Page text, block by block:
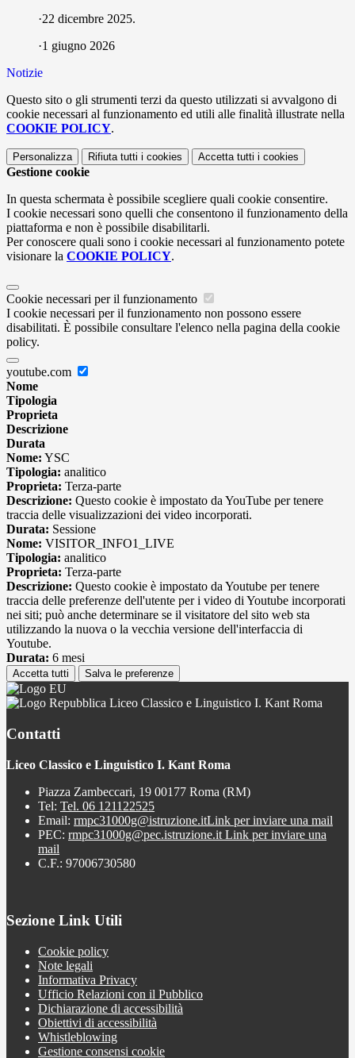
·22 dicembre 2025.
·1 giugno 2026
Notizie
Questo sito o gli strumenti terzi da questo utilizzati si avvalgono di
cookie necessari al funzionamento ed utili alle finalità illustrate nella
COOKIE POLICY.
Personalizza Rifiuta tutti i cookies Accetta tutti i cookies
Gestione cookie
In questa schermata è possibile scegliere quali cookie consentire.
I cookie necessari sono quelli che consentono il funzionamento della
piattaforma e non è possibile disabilitarli.
Per conoscere quali sono i cookie necessari al funzionamento potete
visionare la COOKIE POLICY.
Cookie necessari per il funzionamento
I cookie necessari per il funzionamento non possono essere
disabilitati. È possibile consultare l'elenco nella pagina della cookie
policy.
youtube.com
Nome
Tipologia
Proprieta
Descrizione
Durata
Nome: YSC
Tipologia: analitico
Proprieta: Terza-parte
Descrizione: Questo cookie è impostato da YouTube per tenere
traccia delle visualizzazioni dei video incorporati.
Durata: Sessione
Nome: VISITOR_INFO1_LIVE
Tipologia: analitico
Proprieta: Terza-parte
Descrizione: Questo cookie è impostato da Youtube per tenere
traccia delle preferenze dell'utente per i video di Youtube incorporati
nei siti; può anche determinare se il visitatore del sito web sta
utilizzando la nuova o la vecchia versione dell'interfaccia di
Youtube.
Durata: 6 mesi
Accetta tutti Salva le preferenze
Liceo Classico e Linguistico I. Kant Roma
Contatti
Liceo Classico e Linguistico I. Kant Roma
Piazza Zambeccari, 19 00177 Roma (RM)
Tel: Tel. 06 121122525
Email: rmpc31000g@istruzione.itLink per inviare una mail
PEC: rmpc31000g@pec.istruzione.it Link per inviare una
mail
C.F.: 97006730580
Sezione Link Utili
Cookie policy
Note legali
Informativa Privacy
Ufficio Relazioni con il Pubblico
Dichiarazione di accessibilità
Obiettivi di accessibilità
Whistleblowing
Gestione consensi cookie